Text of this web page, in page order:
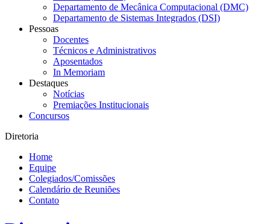
Departamento de Mecânica Computacional (DMC)
Departamento de Sistemas Integrados (DSI)
Pessoas
Docentes
Técnicos e Administrativos
Aposentados
In Memoriam
Destaques
Notícias
Premiações Institucionais
Concursos
Diretoria
Home
Equipe
Colegiados/Comissões
Calendário de Reuniões
Contato